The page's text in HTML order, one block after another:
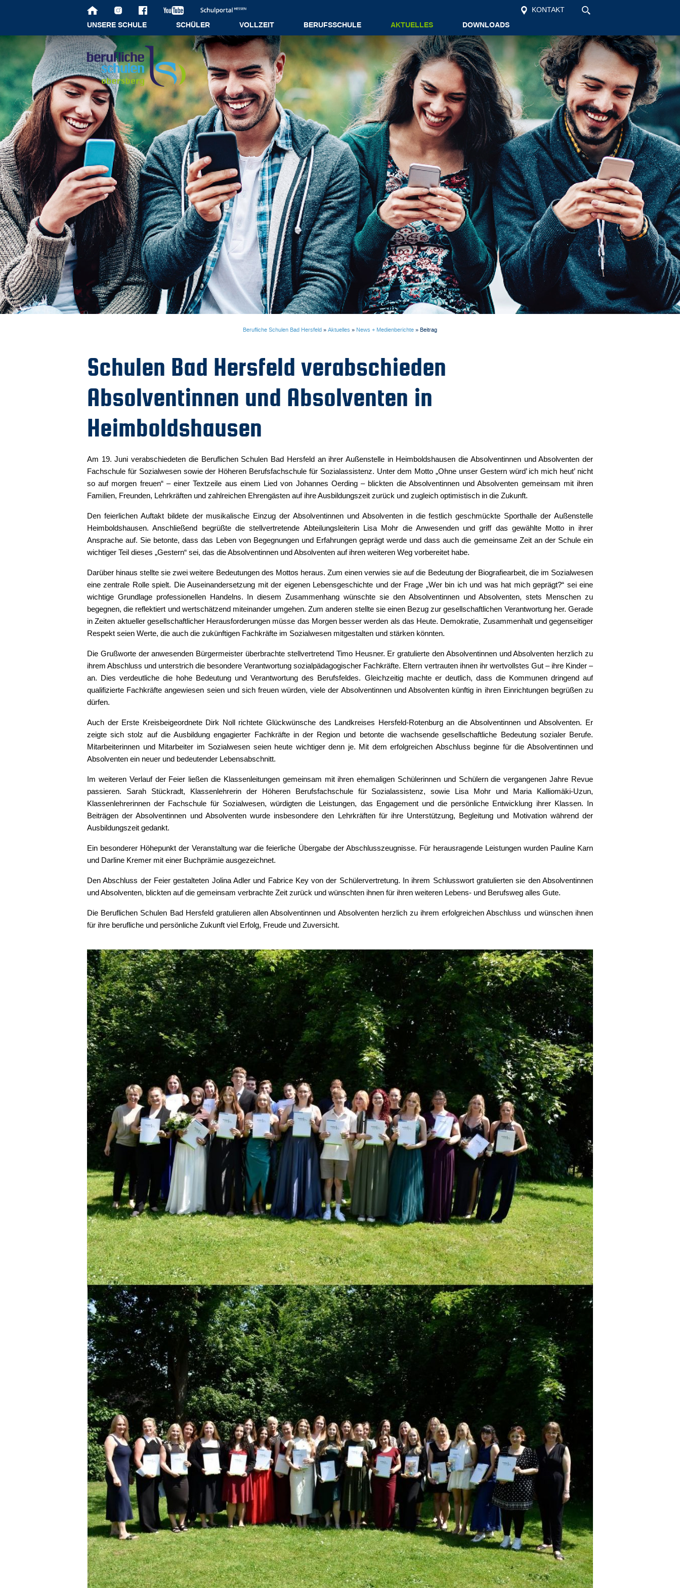
KONTAKT
UNSERE SCHULE SCHÜLER VOLLZEIT BERUFSSCHULE AKTUELLES DOWNLOADS
Berufliche Schulen Bad Hersfeld » Aktuelles » News + Medienberichte » Beitrag
Schulen Bad Hersfeld verabschieden
Absolventinnen und Absolventen in
Heimboldshausen
Am 19. Juni verabschiedeten die Beruflichen Schulen Bad Hersfeld an ihrer Außenstelle in Heimboldshausen die Absolventinnen und Absolventen der
Fachschule für Sozialwesen sowie der Höheren Berufsfachschule für Sozialassistenz. Unter dem Motto „Ohne unser Gestern würd’ ich mich heut’ nicht
so auf morgen freuen“ – einer Textzeile aus einem Lied von Johannes Oerding – blickten die Absolventinnen und Absolventen gemeinsam mit ihren
Familien, Freunden, Lehrkräften und zahlreichen Ehrengästen auf ihre Ausbildungszeit zurück und zugleich optimistisch in die Zukunft.
Den feierlichen Auftakt bildete der musikalische Einzug der Absolventinnen und Absolventen in die festlich geschmückte Sporthalle der Außenstelle
Heimboldshausen. Anschließend begrüßte die stellvertretende Abteilungsleiterin Lisa Mohr die Anwesenden und griff das gewählte Motto in ihrer
Ansprache auf. Sie betonte, dass das Leben von Begegnungen und Erfahrungen geprägt werde und dass auch die gemeinsame Zeit an der Schule ein
wichtiger Teil dieses „Gestern“ sei, das die Absolventinnen und Absolventen auf ihren weiteren Weg vorbereitet habe.
Darüber hinaus stellte sie zwei weitere Bedeutungen des Mottos heraus. Zum einen verwies sie auf die Bedeutung der Biografiearbeit, die im Sozialwesen
eine zentrale Rolle spielt. Die Auseinandersetzung mit der eigenen Lebensgeschichte und der Frage „Wer bin ich und was hat mich geprägt?“ sei eine
wichtige Grundlage professionellen Handelns. In diesem Zusammenhang wünschte sie den Absolventinnen und Absolventen, stets Menschen zu
begegnen, die reflektiert und wertschätzend miteinander umgehen. Zum anderen stellte sie einen Bezug zur gesellschaftlichen Verantwortung her. Gerade
in Zeiten aktueller gesellschaftlicher Herausforderungen müsse das Morgen besser werden als das Heute. Demokratie, Zusammenhalt und gegenseitiger
Respekt seien Werte, die auch die zukünftigen Fachkräfte im Sozialwesen mitgestalten und stärken könnten.
Die Grußworte der anwesenden Bürgermeister überbrachte stellvertretend Timo Heusner. Er gratulierte den Absolventinnen und Absolventen herzlich zu
ihrem Abschluss und unterstrich die besondere Verantwortung sozialpädagogischer Fachkräfte. Eltern vertrauten ihnen ihr wertvollstes Gut – ihre Kinder –
an. Dies verdeutliche die hohe Bedeutung und Verantwortung des Berufsfeldes. Gleichzeitig machte er deutlich, dass die Kommunen dringend auf
qualifizierte Fachkräfte angewiesen seien und sich freuen würden, viele der Absolventinnen und Absolventen künftig in ihren Einrichtungen begrüßen zu
dürfen.
Auch der Erste Kreisbeigeordnete Dirk Noll richtete Glückwünsche des Landkreises Hersfeld-Rotenburg an die Absolventinnen und Absolventen. Er
zeigte sich stolz auf die Ausbildung engagierter Fachkräfte in der Region und betonte die wachsende gesellschaftliche Bedeutung sozialer Berufe.
Mitarbeiterinnen und Mitarbeiter im Sozialwesen seien heute wichtiger denn je. Mit dem erfolgreichen Abschluss beginne für die Absolventinnen und
Absolventen ein neuer und bedeutender Lebensabschnitt.
Im weiteren Verlauf der Feier ließen die Klassenleitungen gemeinsam mit ihren ehemaligen Schülerinnen und Schülern die vergangenen Jahre Revue
passieren. Sarah Stückradt, Klassenlehrerin der Höheren Berufsfachschule für Sozialassistenz, sowie Lisa Mohr und Maria Kalliomäki-Uzun,
Klassenlehrerinnen der Fachschule für Sozialwesen, würdigten die Leistungen, das Engagement und die persönliche Entwicklung ihrer Klassen. In
Beiträgen der Absolventinnen und Absolventen wurde insbesondere den Lehrkräften für ihre Unterstützung, Begleitung und Motivation während der
Ausbildungszeit gedankt.
Ein besonderer Höhepunkt der Veranstaltung war die feierliche Übergabe der Abschlusszeugnisse. Für herausragende Leistungen wurden Pauline Karn
und Darline Kremer mit einer Buchprämie ausgezeichnet.
Den Abschluss der Feier gestalteten Jolina Adler und Fabrice Key von der Schülervertretung. In ihrem Schlusswort gratulierten sie den Absolventinnen
und Absolventen, blickten auf die gemeinsam verbrachte Zeit zurück und wünschten ihnen für ihren weiteren Lebens- und Berufsweg alles Gute.
Die Beruflichen Schulen Bad Hersfeld gratulieren allen Absolventinnen und Absolventen herzlich zu ihrem erfolgreichen Abschluss und wünschen ihnen
für ihre berufliche und persönliche Zukunft viel Erfolg, Freude und Zuversicht.
Startseite
Unsere Schule
Schüler
Vollzeit
Berufsschule
Aktuelles
Kontakt
Suche
Downloads
Datenschutz
Impressum